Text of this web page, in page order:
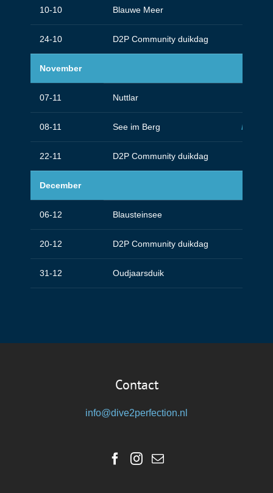
10-10 Blauwe Meer
24-10 D2P Community duikdag
November
07-11 Nuttlar
08-11 See im Berg Deep
22-11 D2P Community duikdag
December
06-12 Blausteinsee
20-12 D2P Community duikdag
31-12 Oudjaarsduik
Contact
info@dive2perfection.nl